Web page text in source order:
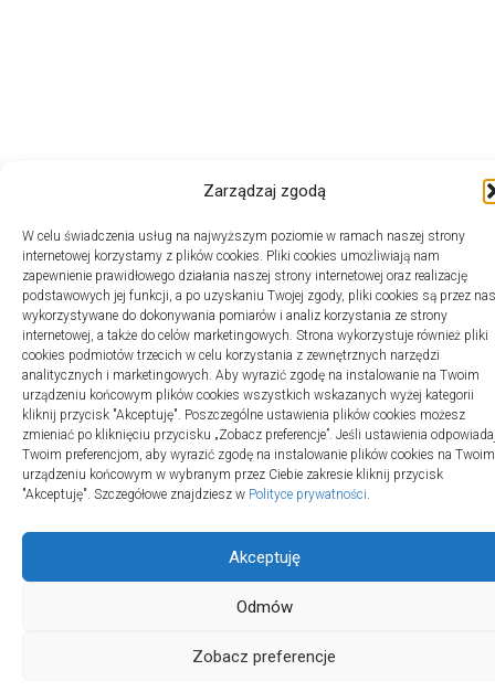
Zarządzaj zgodą
W celu świadczenia usług na najwyższym poziomie w ramach naszej strony
internetowej korzystamy z plików cookies. Pliki cookies umożliwiają nam
zapewnienie prawidłowego działania naszej strony internetowej oraz realizację
podstawowych jej funkcji, a po uzyskaniu Twojej zgody, pliki cookies są przez nas
wykorzystywane do dokonywania pomiarów i analiz korzystania ze strony
internetowej, a także do celów marketingowych. Strona wykorzystuje również pliki
cookies podmiotów trzecich w celu korzystania z zewnętrznych narzędzi
analitycznych i marketingowych. Aby wyrazić zgodę na instalowanie na Twoim
urządzeniu końcowym plików cookies wszystkich wskazanych wyżej kategorii
kliknij przycisk "Akceptuję". Poszczególne ustawienia plików cookies możesz
zmieniać po kliknięciu przycisku „Zobacz preferencje”. Jeśli ustawienia
Twoim preferencjom, aby wyrazić zgodę na instalowanie plików cookies na Twoim
urządzeniu końcowym w wybranym przez Ciebie zakresie kliknij przycisk
"Akceptuję". Szczegółowe znajdziesz w Polityce prywatności.
Akceptuję
Odmów
Zobacz preferencje